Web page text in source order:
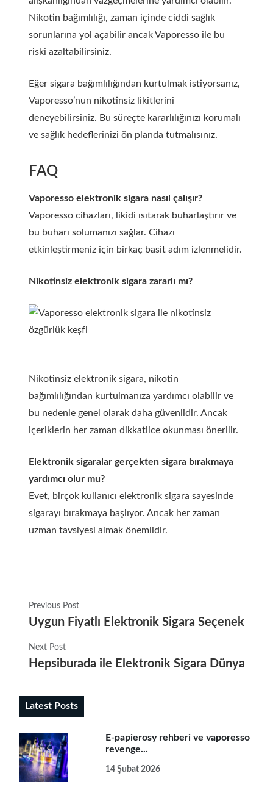
Nikotin bağımlılığı, zaman içinde ciddi sağlık
sorunlarına yol açabilir ancak Vaporesso ile bu
riski azaltabilirsiniz.
Eğer sigara bağımlılığından kurtulmak istiyorsanız,
Vaporesso’nun nikotinsiz likitlerini
deneyebilirsiniz. Bu süreçte kararlılığınızı korumalı
ve sağlık hedeflerinizi ön planda tutmalısınız.
FAQ
Vaporesso elektronik sigara nasıl çalışır?
Vaporesso cihazları, likidi ısıtarak buharlaştırır ve
bu buharı solumanızı sağlar. Cihazı
etkinleştirmeniz için birkaç basit adım izlenmelidir.
Nikotinsiz elektronik sigara zararlı mı?
Nikotinsiz elektronik sigara, nikotin
bağımlılığından kurtulmanıza yardımcı olabilir ve
bu nedenle genel olarak daha güvenlidir. Ancak
içeriklerin her zaman dikkatlice okunması önerilir.
Elektronik sigaralar gerçekten sigara bırakmaya
yardımcı olur mu?
Evet, birçok kullanıcı elektronik sigara sayesinde
sigarayı bırakmaya başlıyor. Ancak her zaman
uzman tavsiyesi almak önemlidir.
Previous Post
Uygun Fiyatlı Elektronik Sigara Seçenekleri
Next Post
Hepsiburada ile Elektronik Sigara Dünyasına
Latest Posts
E-papierosy rehberi ve vaporesso
revenge...
14 Şubat 2026